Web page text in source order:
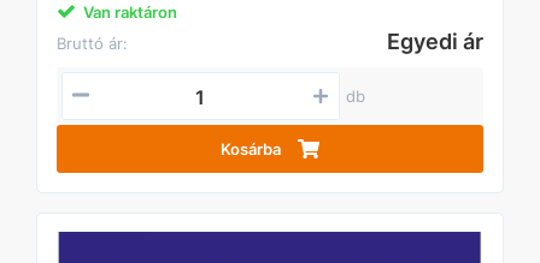
Van raktáron
Bruttó ár:
Egyedi ár
db
Kosárba